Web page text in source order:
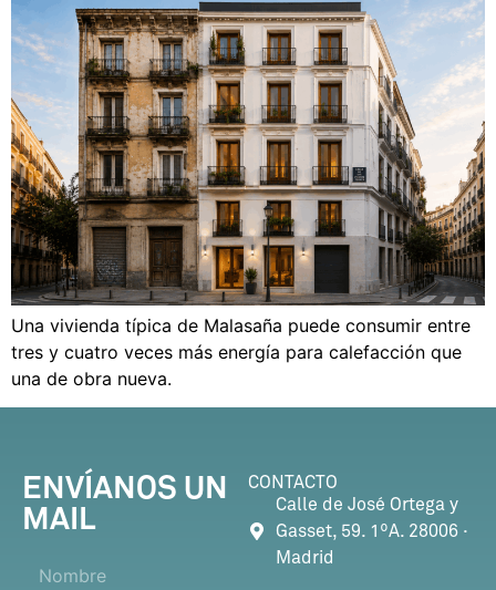
Una vivienda típica de Malasaña puede consumir entre
tres y cuatro veces más energía para calefacción que
una de obra nueva.
ENVÍANOS UN
MAIL
CONTACTO
Calle de José Ortega y
Gasset, 59. 1ºA. 28006 ·
Madrid